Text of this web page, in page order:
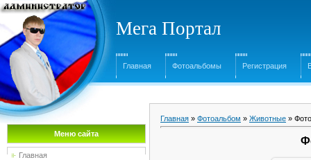
Мега Портал
Главная Фотоальбомы Регистрация
Меню сайта
Главная
Главная » Фотоальбом » Животные »